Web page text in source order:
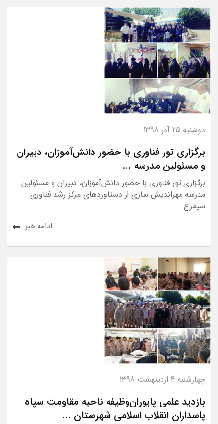
دوشنبه 25 آذر 1398
برگزاری تور فناوری با حضور دانش‌آموزان، دبیران
و مسئولین مدرسه ...
برگزاری تور فناوری با حضور دانش‌آموزان، دبیران و مسئولین
مدرسه مهراندیش ساری از دستاوردهای مرکز رشد فناوری
سیمرغ.
ادامه خبر
چهارشنبه 4 اردیبهشت 1398
بازدید علمی پایوران‌وظیفه ناحیه مقاومت سپاه
پاسداران انقلاب اسلامی شهرستان ...